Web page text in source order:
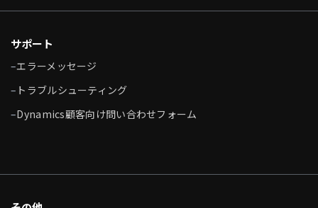
サポート
–エラーメッセージ
– トラブルシューティング
–Dynamics顧客向け問い合わせフォーム